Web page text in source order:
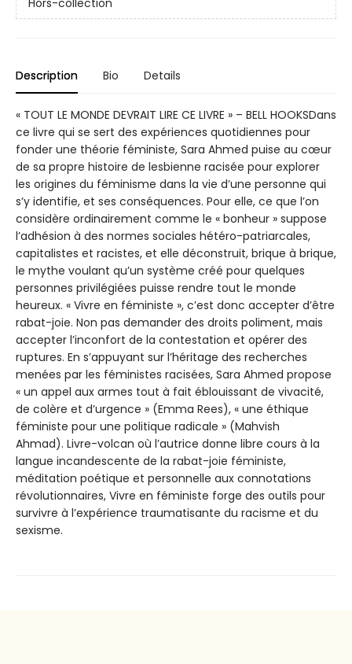
Hors-collection
Description Bio Details
« TOUT LE MONDE DEVRAIT LIRE CE LIVRE » – BELL HOOKSDans
ce livre qui se sert des expériences quotidiennes pour
fonder une théorie féministe, Sara Ahmed puise au cœur
de sa propre histoire de lesbienne racisée pour explorer
les origines du féminisme dans la vie d’une personne qui
s’y identifie, et ses conséquences. Pour elle, ce que l’on
considère ordinairement comme le « bonheur » suppose
l’adhésion à des normes sociales hétéro-patriarcales,
capitalistes et racistes, et elle déconstruit, brique à brique,
le mythe voulant qu’un système créé pour quelques
personnes privilégiées puisse rendre tout le monde
heureux. « Vivre en féministe », c’est donc accepter d’être
rabat-joie. Non pas demander des droits poliment, mais
accepter l’inconfort de la contestation et opérer des
ruptures. En s’appuyant sur l’héritage des recherches
menées par les féministes racisées, Sara Ahmed propose
« un appel aux armes tout à fait éblouissant de vivacité,
de colère et d’urgence » (Emma Rees), « une éthique
féministe pour une politique radicale » (Mahvish
Ahmad). Livre-volcan où l’autrice donne libre cours à la
langue incandescente de la rabat-joie féministe,
méditation poétique et personnelle aux connotations
révolutionnaires, Vivre en féministe forge des outils pour
survivre à l’expérience traumatisante du racisme et du
sexisme.